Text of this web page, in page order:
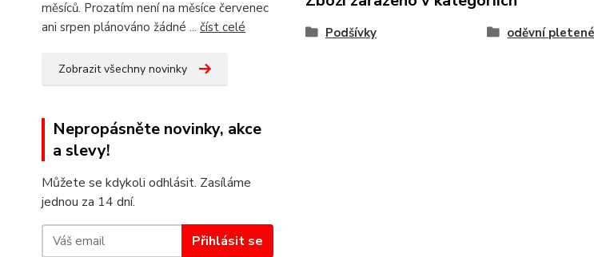
měsíců. Prozatím není na měsíce červenec
ani srpen plánováno žádné ... číst celé
Zobrazit všechny novinky
Nepropásněte novinky, akce
a slevy!
Můžete se kdykoli odhlásit. Zasíláme
jednou za 14 dní.
Přihlásit se
Podšívky oděvní